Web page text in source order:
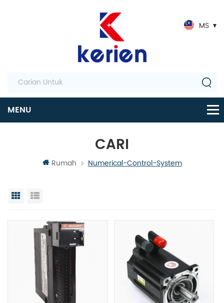
MS
CARI
Rumah Numerical-Control-System
Paparan grid